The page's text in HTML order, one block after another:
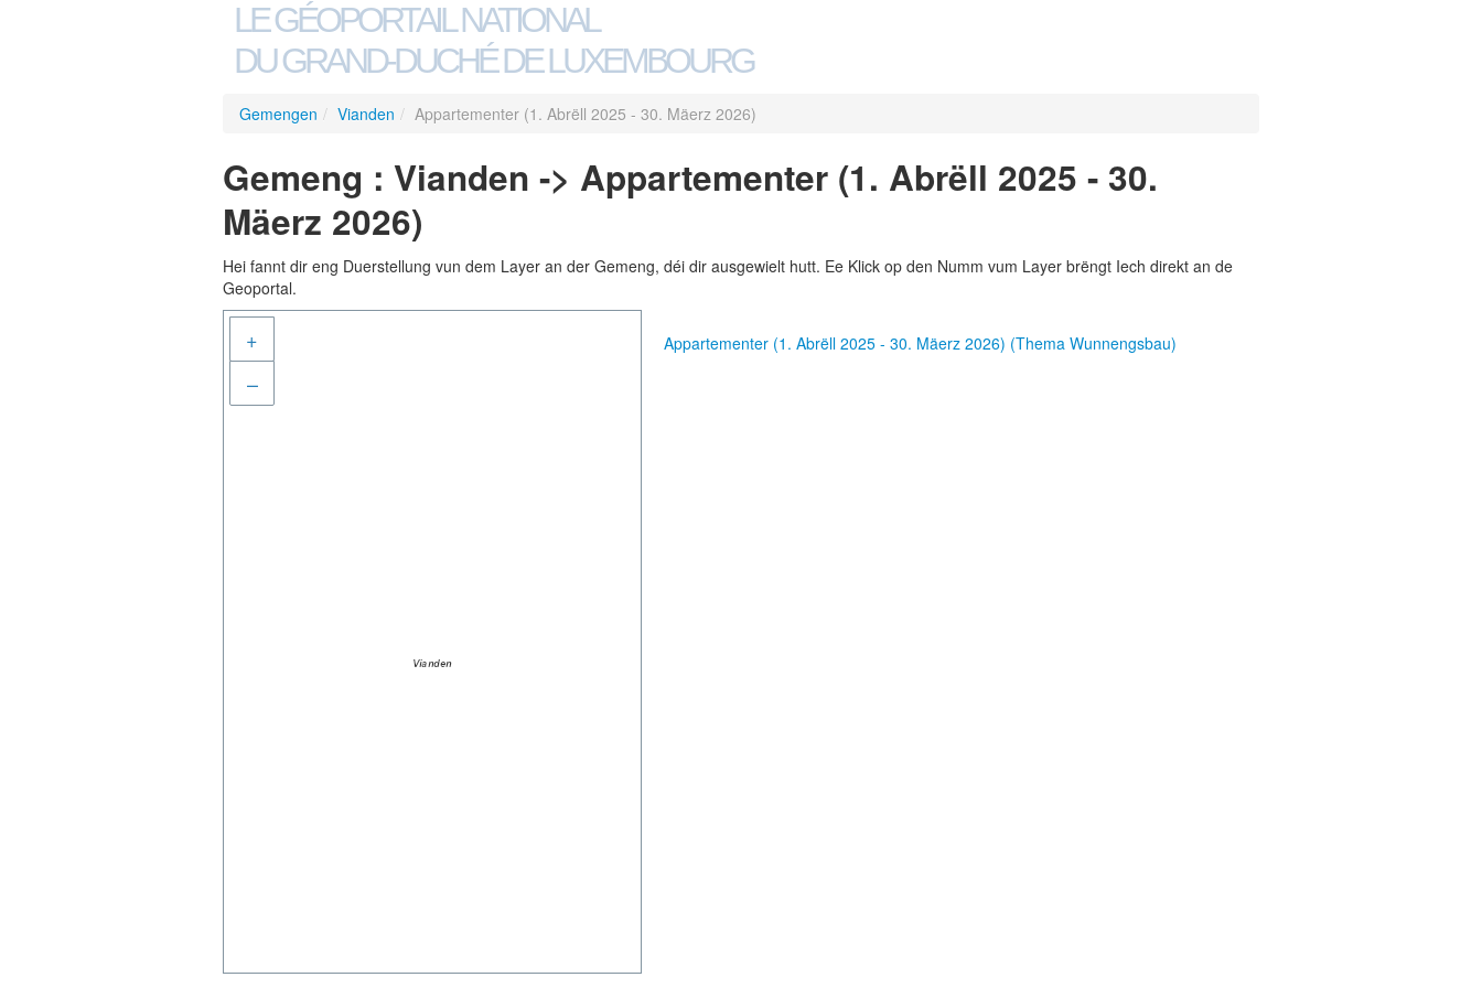
LE GÉOPORTAIL NATIONAL
DU GRAND-DUCHÉ DE LUXEMBOURG
Gemengen / Vianden / Appartementer (1. Abrëll 2025 - 30. Mäerz 2026)
Gemeng : Vianden -> Appartementer (1. Abrëll 2025 - 30.
Mäerz 2026)
Hei fannt dir eng Duerstellung vun dem Layer an der Gemeng, déi dir ausgewielt hutt. Ee Klick op den Numm vum Layer brëngt Iech direkt an de
Geoportal.
+
–
Appartementer (1. Abrëll 2025 - 30. Mäerz 2026) (Thema Wunnengsbau)